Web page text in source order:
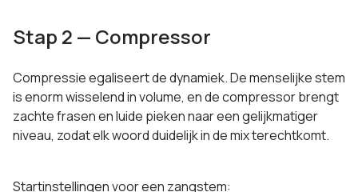
Stap 2 — Compressor
Compressie egaliseert de dynamiek. De menselijke stem
is enorm wisselend in volume, en de compressor brengt
zachte frasen en luide pieken naar een gelijkmatiger
niveau, zodat elk woord duidelijk in de mix terechtkomt.
Startinstellingen voor een zangstem: